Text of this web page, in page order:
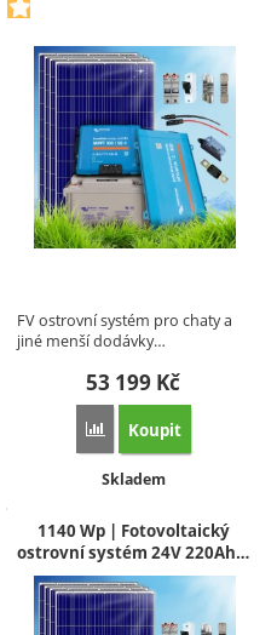
FV ostrovní systém pro chaty a
jiné menší dodávky…
53 199 Kč
Porovnat
Koupit
Dostupnost:
Skladem
1140 Wp | Fotovoltaický
ostrovní systém 24V 220Ah…